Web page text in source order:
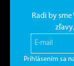
Radi by
Prihlásením sa